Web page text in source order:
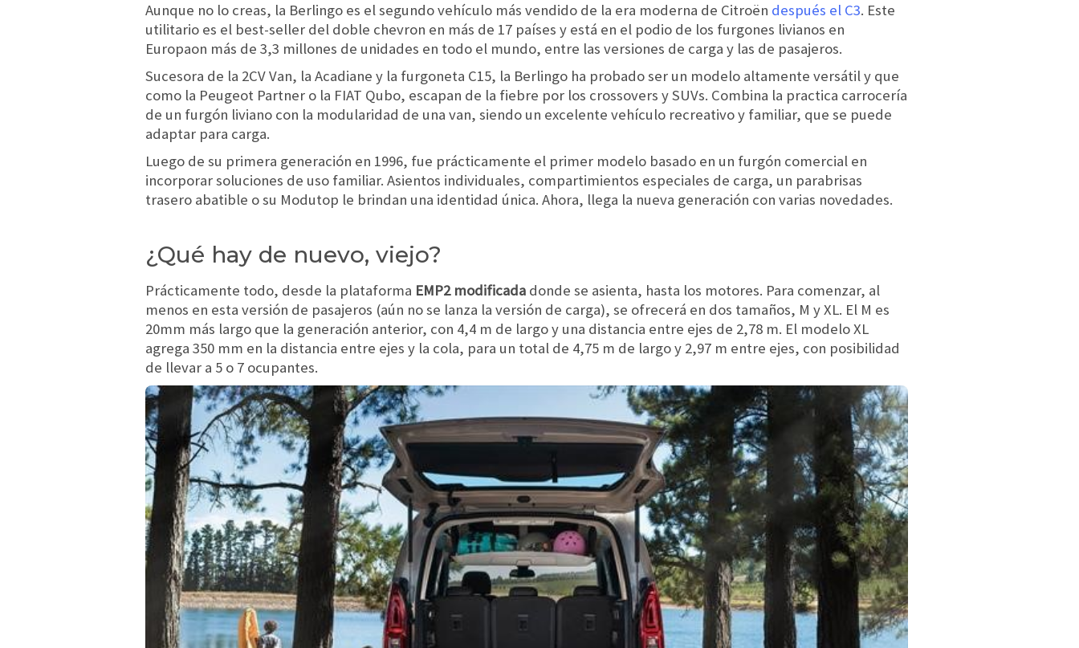
Aunque no lo creas, la Berlingo es el segundo vehículo más vendido de la era moderna de Citroën después el C3. Este
utilitario es el best-seller del doble chevron en más de 17 países y está en el podio de los furgones livianos en
Europaon más de 3,3 millones de unidades en todo el mundo, entre las versiones de carga y las de pasajeros.
Sucesora de la 2CV Van, la Acadiane y la furgoneta C15, la Berlingo ha probado ser un modelo altamente versátil y que
como la Peugeot Partner o la FIAT Qubo, escapan de la fiebre por los crossovers y SUVs. Combina la practica carrocería
de un furgón liviano con la modularidad de una van, siendo un excelente vehículo recreativo y familiar, que se puede
adaptar para carga.
Luego de su primera generación en 1996, fue prácticamente el primer modelo basado en un furgón comercial en
incorporar soluciones de uso familiar. Asientos individuales, compartimientos especiales de carga, un parabrisas
trasero abatible o su Modutop le brindan una identidad única. Ahora, llega la nueva generación con varias novedades.
¿Qué hay de nuevo, viejo?
Prácticamente todo, desde la plataforma EMP2 modificada donde se asienta, hasta los motores. Para comenzar, al
menos en esta versión de pasajeros (aún no se lanza la versión de carga), se ofrecerá en dos tamaños, M y XL. El M es
20mm más largo que la generación anterior, con 4,4 m de largo y una distancia entre ejes de 2,78 m. El modelo XL
agrega 350 mm en la distancia entre ejes y la cola, para un total de 4,75 m de largo y 2,97 m entre ejes, con posibilidad
de llevar a 5 o 7 ocupantes.